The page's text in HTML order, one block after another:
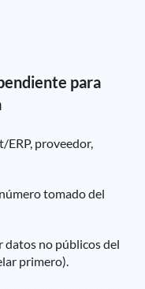
para
ERP, proveedor,
tomado del
datos no públicos del
primero).